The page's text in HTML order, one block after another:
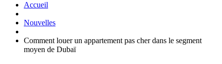
Accueil
Nouvelles
Comment louer un appartement pas cher dans le segment
moyen de Dubaï